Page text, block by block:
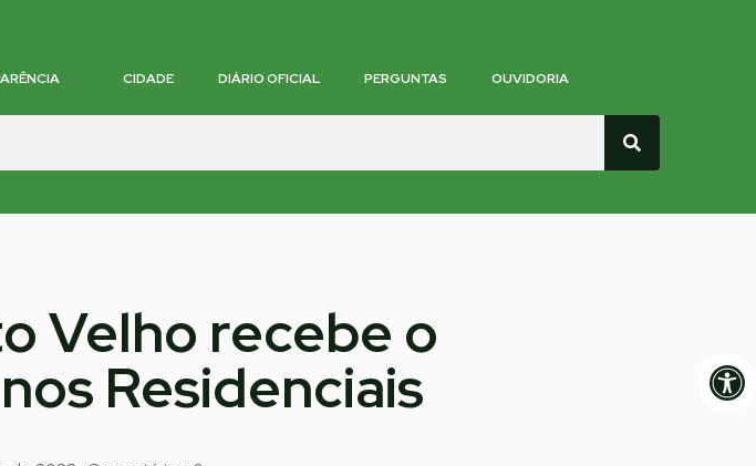
CIDADE DIÁRIO OFICIAL PERGUNTAS OUVIDORIA
Velho recebe o
Residenciais